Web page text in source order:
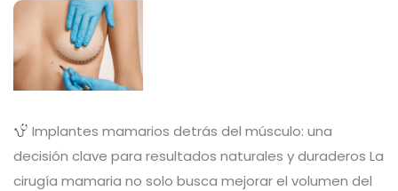
Implantes mamarios detrás del músculo: una
decisión clave para resultados naturales y duraderos La
cirugía mamaria no solo busca mejorar el volumen del